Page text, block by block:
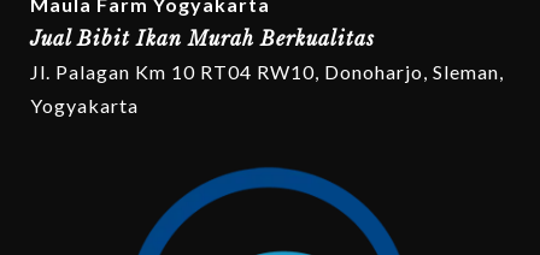
Maula Farm Yogyakarta
Jual Bibit Ikan Murah Berkualitas
Jl. Palagan Km 10 RT04 RW10, Donoharjo, Sleman,
Yogyakarta